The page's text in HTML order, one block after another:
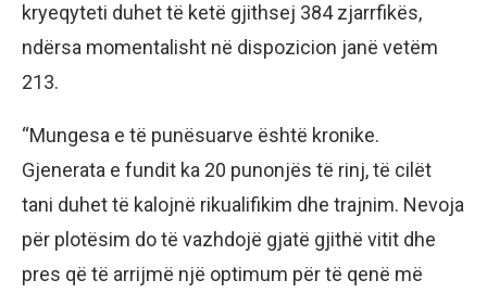
kryeqyteti duhet të ketë gjithsej 384 zjarrfikës,
ndërsa momentalisht në dispozicion janë vetëm
213.
“Mungesa e të punësuarve është kronike.
Gjenerata e fundit ka 20 punonjës të rinj, të cilët
tani duhet të kalojnë rikualifikim dhe trajnim. Nevoja
për plotësim do të vazhdojë gjatë gjithë vitit dhe
pres që të arrijmë një optimum për të qenë më